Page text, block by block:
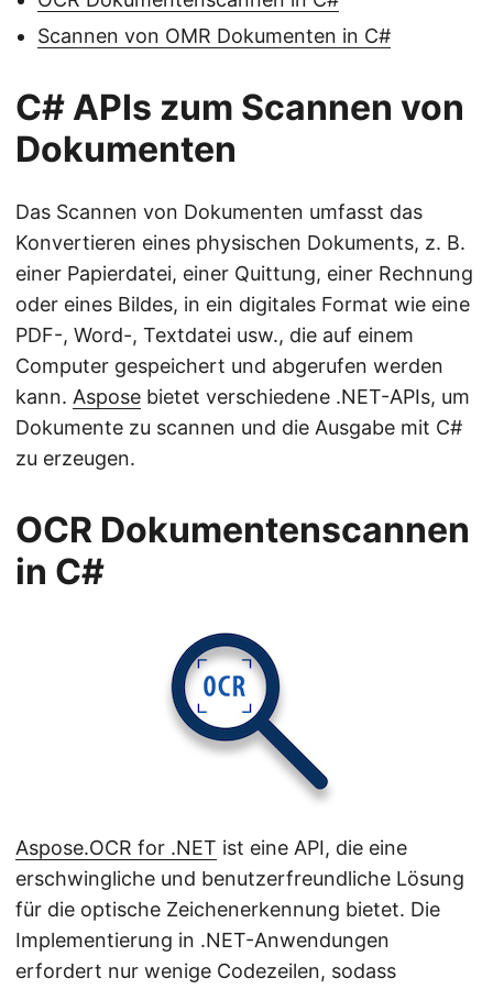
Scannen von OMR Dokumenten in C#
C# APIs zum Scannen von
Dokumenten
Das Scannen von Dokumenten umfasst das
Konvertieren eines physischen Dokuments, z. B.
einer Papierdatei, einer Quittung, einer Rechnung
oder eines Bildes, in ein digitales Format wie eine
PDF-, Word-, Textdatei usw., die auf einem
Computer gespeichert und abgerufen werden
kann. Aspose bietet verschiedene .NET-APIs, um
Dokumente zu scannen und die Ausgabe mit C#
zu erzeugen.
OCR Dokumentenscannen
in C#
Aspose.OCR for .NET ist eine API, die eine
erschwingliche und benutzerfreundliche Lösung
für die optische Zeichenerkennung bietet. Die
Implementierung in .NET-Anwendungen
erfordert nur wenige Codezeilen, sodass